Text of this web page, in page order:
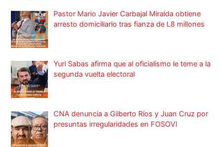
Pastor Mario Javier Carbajal Miralda obtiene
arresto domiciliario tras fianza de L8 millones
Yuri Sabas afirma que al oficialismo le teme a la
segunda vuelta electoral
CNA denuncia a Gilberto Ríos y Juan Cruz por
presuntas irregularidades en FOSOVI